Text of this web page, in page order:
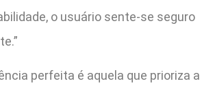
o usuário sente-se seguro
perfeita é aquela que prioriza a